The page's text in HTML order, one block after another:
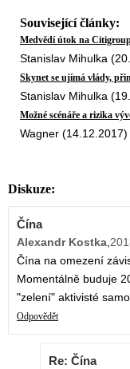
Související články:
Medvědí útok na
Stanislav Mihulka
Skynet se ujímá vlády,
Stanislav Mihulka
Možné scénáře a rizika
Wagner (14.12.2017)
Diskuze:
Čína
Alexandr Kostka,
Čína na omezení
Momentálně buduje
"zelení" aktivisté
Odpovědět
Re: Čína